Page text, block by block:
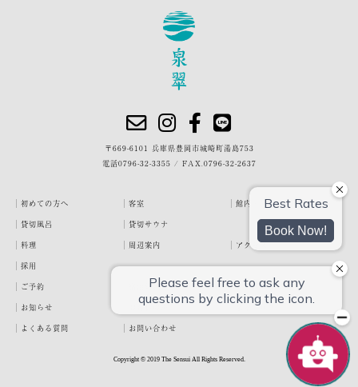
〒669-6101 兵庫県豊岡市城崎町湯島753
電話0796-32-3355 / FAX.0796-32-2637
初めての方へ 客室
館内・施設
貸切風呂
貸切サウナ
料理
周辺案内
アクセス
採用
ご予約
宿泊約款
プライバシーポリシー
お知らせ
お客様の声
泉翠ブログ
よくある質問
お問い合わせ
Copyright © 2019 The Sensui All Rights Reserved.